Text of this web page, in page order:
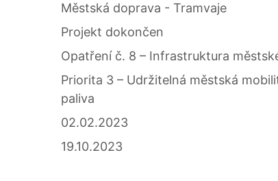
Městská doprava - Tramvaje
Projekt dokončen
Opatření č. 8 – Infrastruktura
Priorita 3 – Udržitelná městská
paliva
02.02.2023
19.10.2023